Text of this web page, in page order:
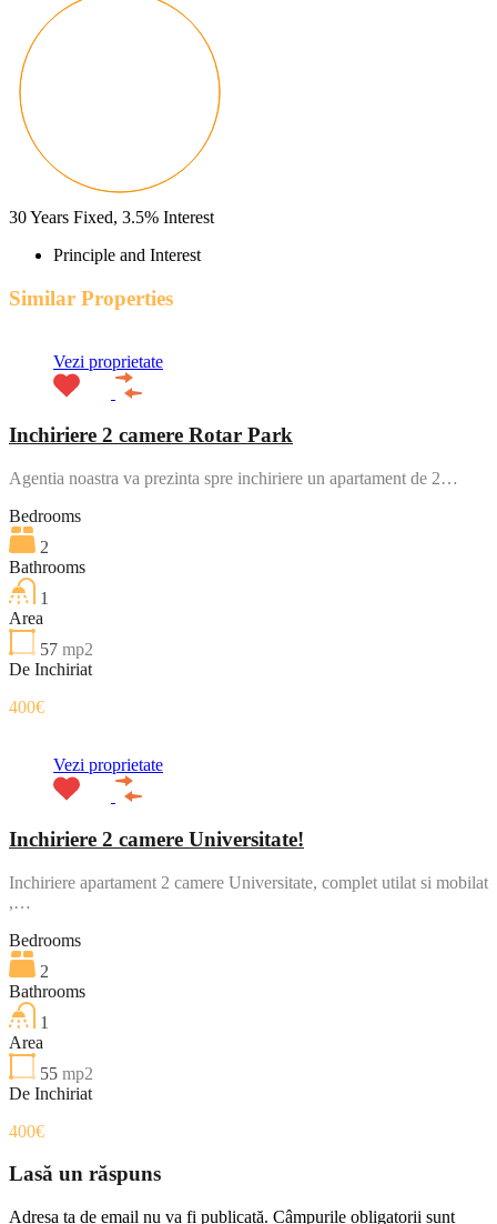
30Years Fixed, 3.5% Interest
Principle and Interest
Similar Properties
Vezi proprietate
Inchiriere 2 camere Rotar Park
Agentia noastra va prezinta spre inchiriere un apartament de 2…
Bedrooms
2
Bathrooms
1
Area
57 mp2
De Inchiriat
400€
Vezi proprietate
Inchiriere 2 camere Universitate!
Inchiriere apartament 2 camere Universitate, complet utilat si mobilat
,…
Bedrooms
2
Bathrooms
1
Area
55 mp2
De Inchiriat
400€
Lasă un răspuns
Adresa ta de email nu va fi publicată. Câmpurile obligatorii sunt